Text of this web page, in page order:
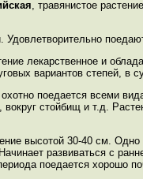
, травянистое
Удовлетворительно
лекарственное и
вариантов степей, в
поедается всеми
стойбищ и т.д.
высотой 30-40 см.
развиваться с
поедается хорошо